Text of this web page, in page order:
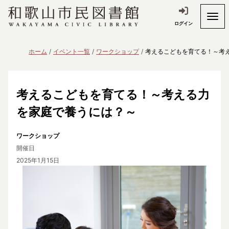
ログイン
ホーム イベント一覧 ワークショップ 考えるこどもを育てる！～考
考えるこどもを育てる！～考える力
を家庭で養うには？～
ワークショップ
開催日
2025年1月15日